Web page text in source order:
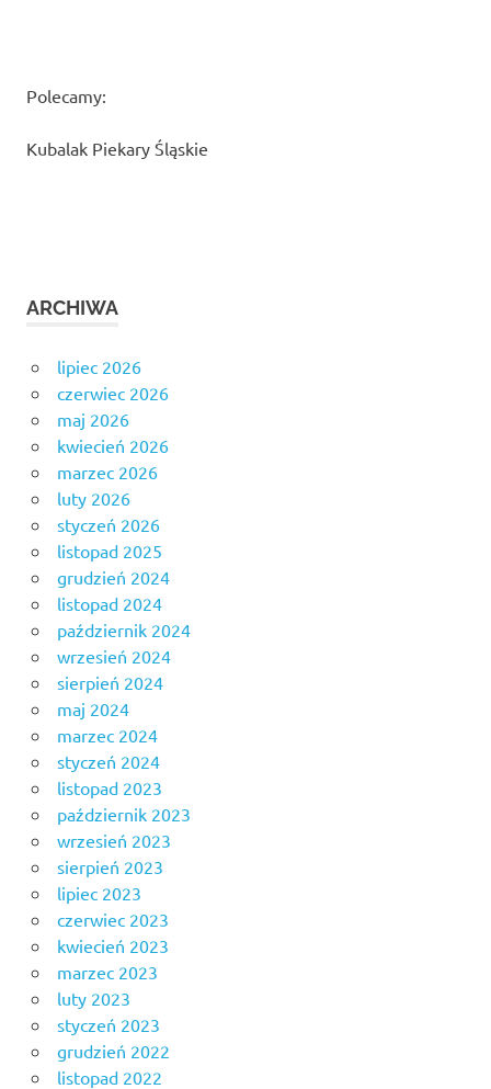
Polecamy:
Kubalak Piekary Śląskie
ARCHIWA
lipiec 2026
czerwiec 2026
maj 2026
kwiecień 2026
marzec 2026
luty 2026
styczeń 2026
listopad 2025
grudzień 2024
listopad 2024
październik 2024
wrzesień 2024
sierpień 2024
maj 2024
marzec 2024
styczeń 2024
listopad 2023
październik 2023
wrzesień 2023
sierpień 2023
lipiec 2023
czerwiec 2023
kwiecień 2023
marzec 2023
luty 2023
styczeń 2023
grudzień 2022
listopad 2022